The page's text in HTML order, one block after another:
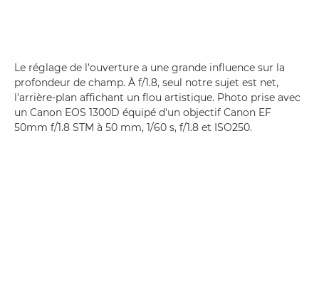
Le réglage de l'ouverture a une grande influence sur la
profondeur de champ. À f/1.8, seul notre sujet est net,
l'arrière-plan affichant un flou artistique. Photo prise avec
un Canon EOS 1300D équipé d'un objectif Canon EF
50mm f/1.8 STM à 50 mm, 1/60 s, f/1.8 et ISO250.